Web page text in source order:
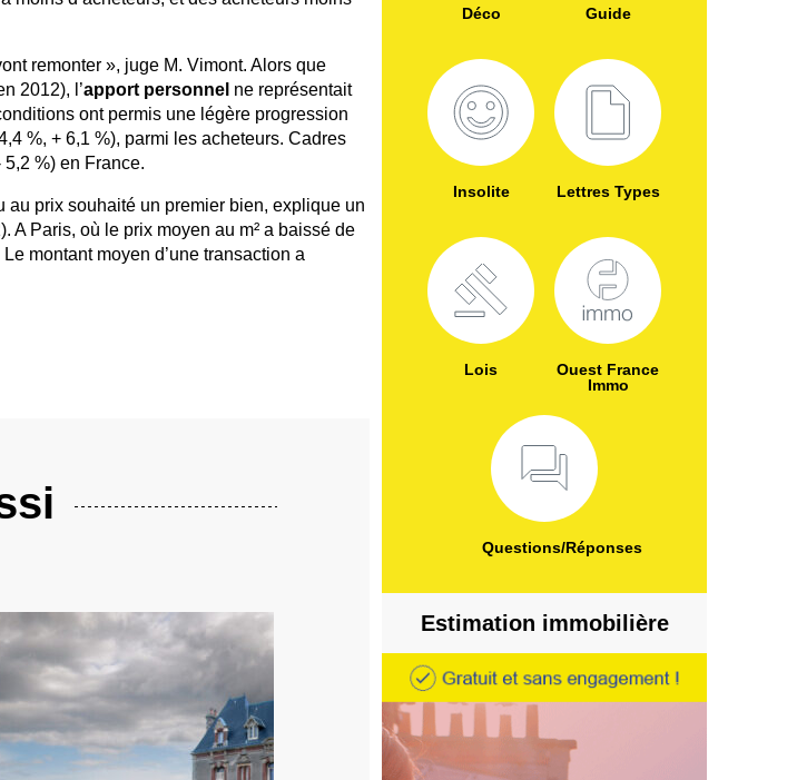
remonter », juge M. Vimont. Alors que
2012), l’apport personnel ne représentait
ont permis une légère progression
%, + 6,1 %), parmi les acheteurs. Cadres
%) en France.
au prix souhaité un premier bien, explique un
A Paris, où le prix moyen au m² a baissé de
montant moyen d’une transaction a
Déco Guide
Insolite Lettres Types
Lois
Ouest France
Immo
Questions/Réponses
Estimation immobilière